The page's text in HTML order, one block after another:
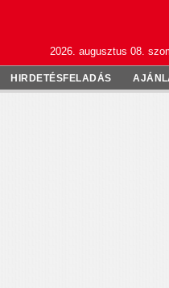
2026. augusztus 08.
HIRDETÉSFELADÁS